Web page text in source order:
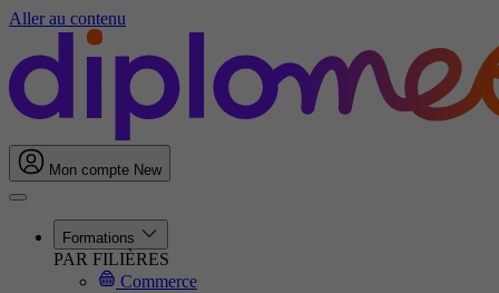
Aller au contenu
Mon compte New
Formations
PAR FILIÈRES
Commerce